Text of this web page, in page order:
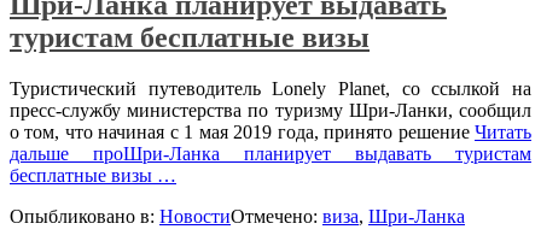
туристам бесплатные визы
Туристический путеводитель Lonely Planet, со ссылкой на
пресс-службу министерства по туризму Шри-Ланки, сообщил
о том, что начиная с 1 мая 2019 года, принято решение Читать
дальше проШри-Ланка планирует выдавать туристам
бесплатные визы …
Опыбликовано в: НовостиОтмечено: виза, Шри-Ланка